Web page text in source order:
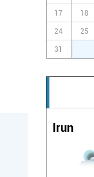
17 18
24 25
31
Irun